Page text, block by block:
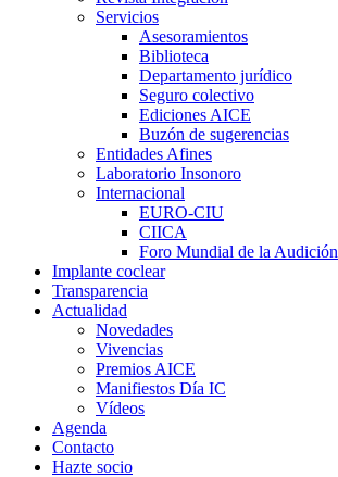
Servicios
Asesoramientos
Biblioteca
Departamento jurídico
Seguro colectivo
Ediciones AICE
Buzón de sugerencias
Entidades Afines
Laboratorio Insonoro
Internacional
EURO-CIU
CIICA
Foro Mundial de la Audición
Implante coclear
Transparencia
Actualidad
Novedades
Vivencias
Premios AICE
Manifiestos Día IC
Vídeos
Agenda
Contacto
Hazte socio